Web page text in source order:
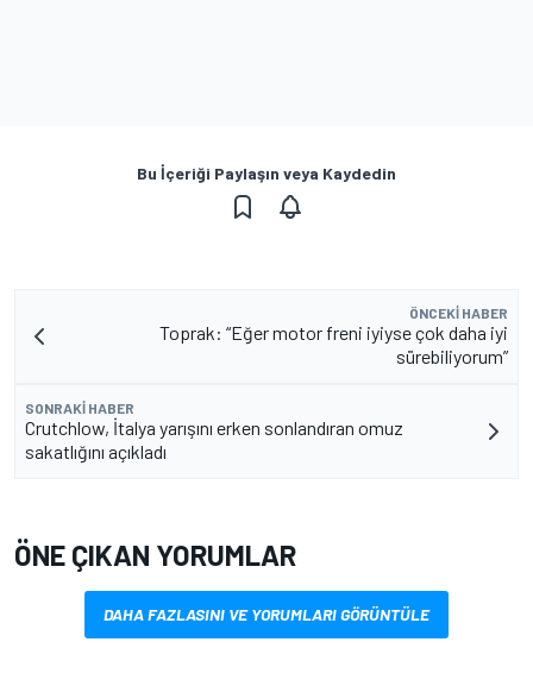
Bu İçeriği Paylaşın veya Kaydedin
ÖNCEKI HABER
Toprak: “Eğer motor freni iyiyse çok daha iyi
sürebiliyorum”
SONRAKI HABER
Crutchlow, İtalya yarışını erken sonlandıran omuz
sakatlığını açıkladı
ÖNE ÇIKAN YORUMLAR
DAHA FAZLASINI VE YORUMLARI GÖRÜNTÜLE